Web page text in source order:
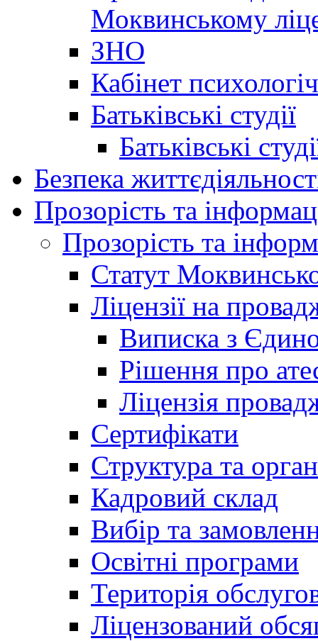
Моквинському
ЗНО
Кабінет
Батьківські студії
Батьківські
Безпека
Прозорість та
Прозорість та
Статут
Ліцензії на
Виписка з
Рішення про
Ліцензія
Сертифікати
Структура та
Кадровий склад
Вибір та
Освітні програми
Територія
Ліцензований